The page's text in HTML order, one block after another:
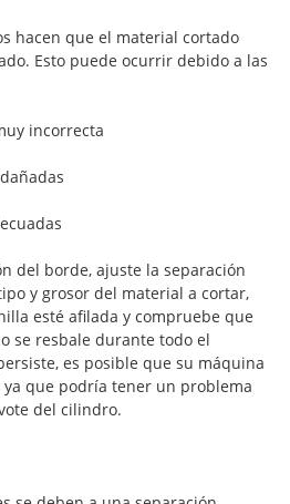
hacen que el material cortado
Esto puede ocurrir debido a las
incorrecta
del borde, ajuste la separación
y grosor del material a cortar,
esté afilada y compruebe que
se resbale durante todo el
es posible que su máquina
ya que podría tener un problema
del cilindro.